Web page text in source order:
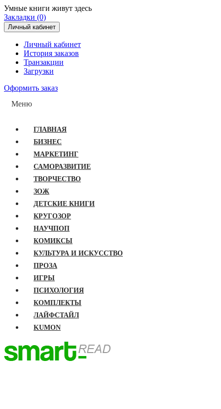
Умные книги живут здесь
Закладки (0)
Личный кабинет
Личный кабинет
История заказов
Транзакции
Загрузки
Оформить заказ
Меню
ГЛАВНАЯ
БИЗНЕС
МАРКЕТИНГ
САМОРАЗВИТИЕ
ТВОРЧЕСТВО
ЗОЖ
ДЕТСКИЕ КНИГИ
КРУГОЗОР
НАУЧПОП
КОМИКСЫ
КУЛЬТУРА И ИСКУССТВО
ПРОЗА
ИГРЫ
ПСИХОЛОГИЯ
КОМПЛЕКТЫ
ЛАЙФСТАЙЛ
KUMON